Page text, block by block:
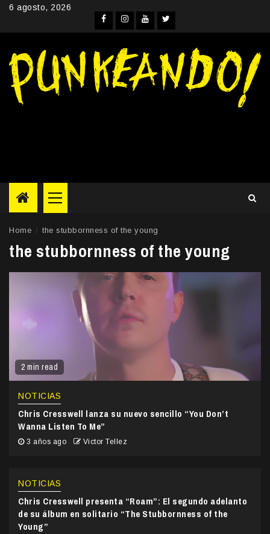
Skip6 agosto, 2026
Facebook
Instagram
YouTube
Twitter
Primary
Menu
Home the stubbornness of the young
the stubbornness of the young
2 min read
NOTICIAS
Chris Cresswell lanza su nuevo sencillo “You Don’t
Wanna Listen To Me”
3 años ago Victor Tellez
NOTICIAS
Chris Cresswell presenta “Roam”: El segundo adelanto
de su álbum en solitario “The Stubbornness of the
Young”